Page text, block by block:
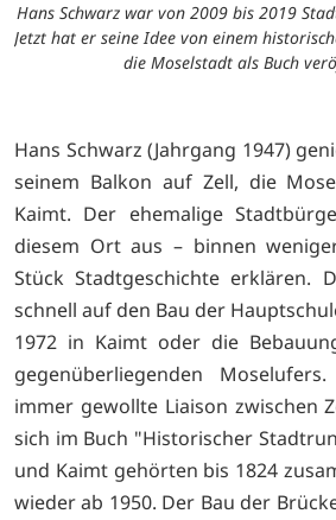
Hans Schwarz war von 2009 bis 2019
Jetzt hat er seine Idee von einem
die Moselstadt als Buch
Hans Schwarz (Jahrgang 1947)
seinem Balkon auf Zell, die
Kaimt. Der ehemalige
diesem Ort aus – binnen
Stück Stadtgeschichte erklären.
schnell auf den Bau der
1972 in Kaimt oder die
gegenüberliegenden
immer gewollte Liaison zwischen
sich im Buch "Historischer
und Kaimt gehörten bis 1824
wieder ab 1950. Der Bau der